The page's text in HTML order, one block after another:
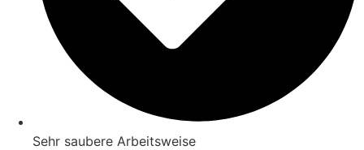
Sehr saubere Arbeitsweise